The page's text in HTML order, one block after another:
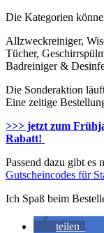
Die Kategorien
Allzweckreiniger,
Tücher,
Badreiniger &
Die Sonderaktion
Eine zeitige
>>> jetzt zum
Rabatt!
Passend dazu gibt es
Gutscheincodes für
Ich Spaß beim
teilen